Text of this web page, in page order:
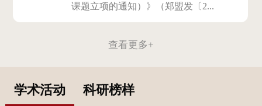
课题立项的通知）》（郑盟发〔2...
查看更多+
学术活动 科研榜样